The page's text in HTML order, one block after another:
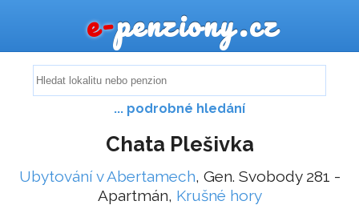
e-penziony.cz
... podrobné hledání
Chata Plešivka
Ubytování v Abertamech, Gen. Svobody 281 -
Apartmán, Krušné hory